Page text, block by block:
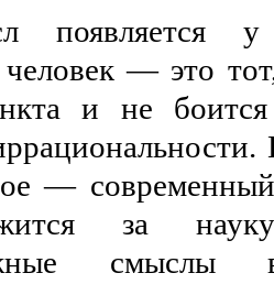
появляется у
— это
и не
—
за